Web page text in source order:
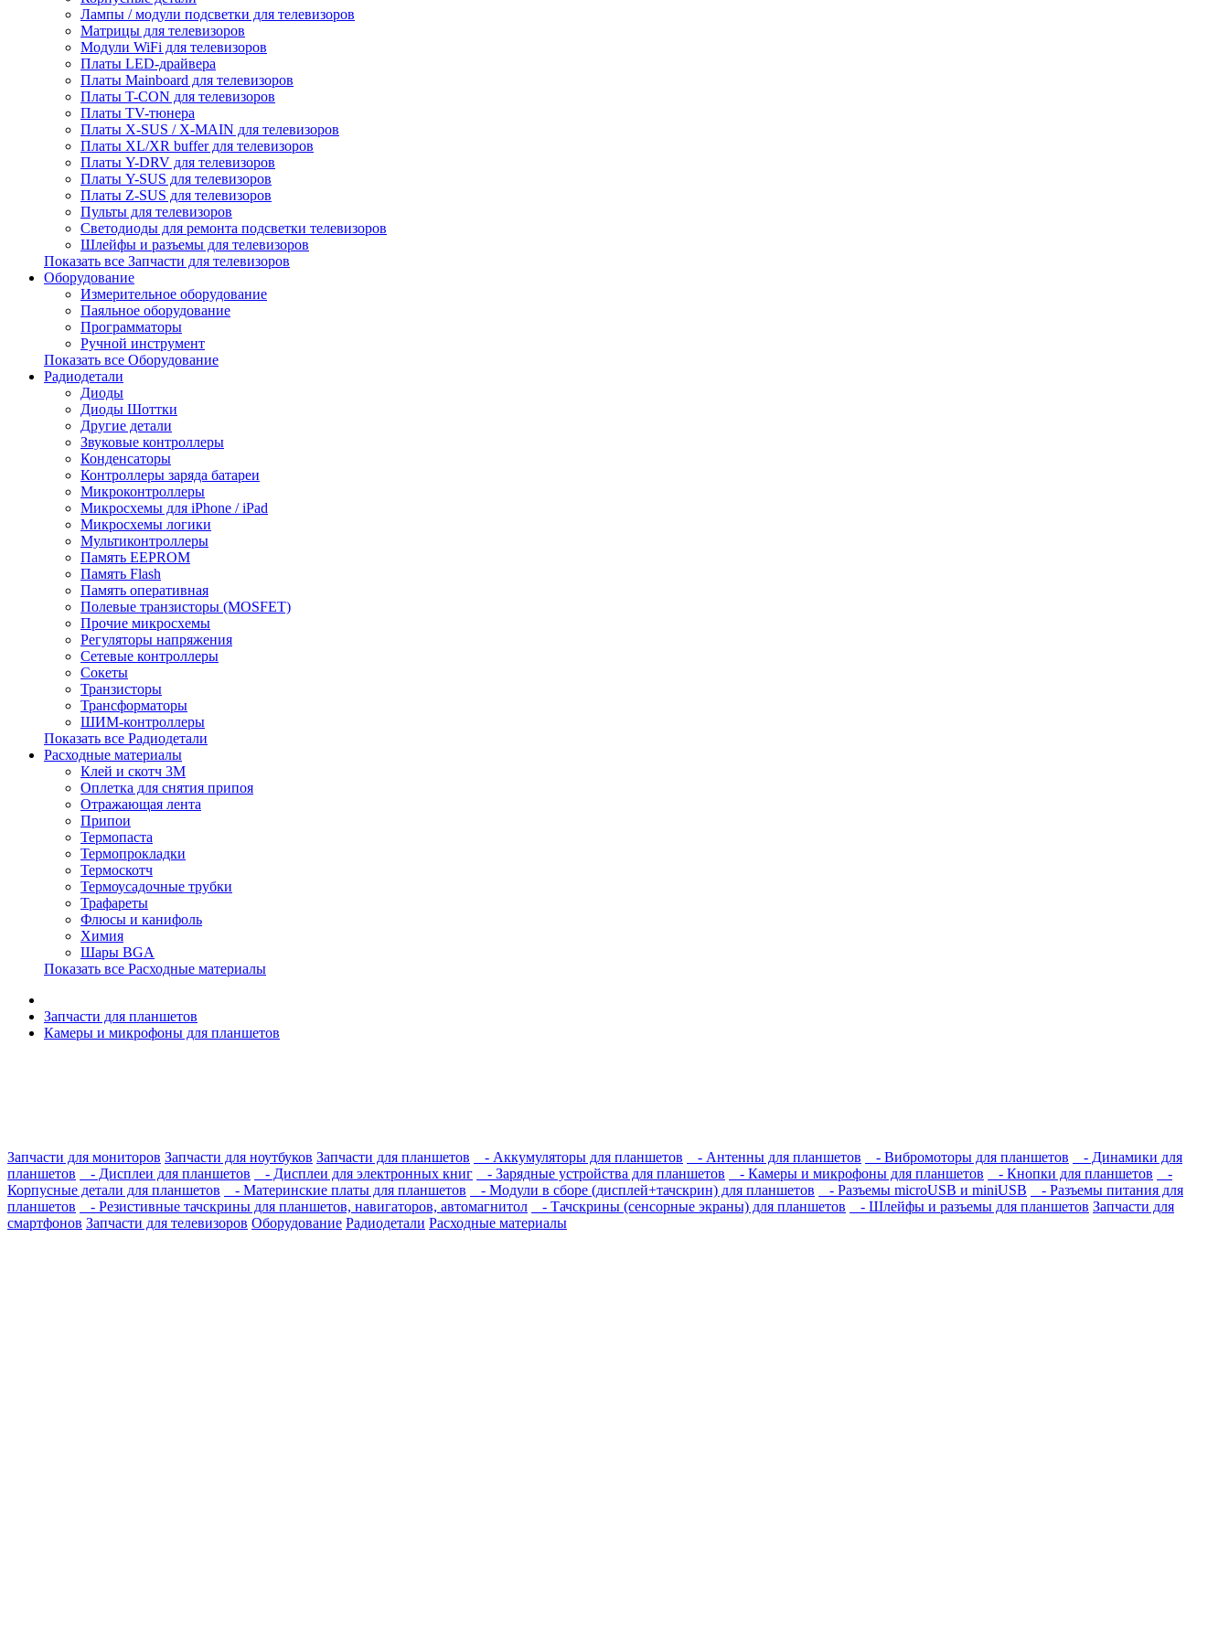
Лампы / модули подсветки для телевизоров
Матрицы для телевизоров
Модули WiFi для телевизоров
Платы LED-драйвера
Платы Mainboard для телевизоров
Платы T-CON для телевизоров
Платы TV-тюнера
Платы X-SUS / X-MAIN для телевизоров
Платы XL/XR buffer для телевизоров
Платы Y-DRV для телевизоров
Платы Y-SUS для телевизоров
Платы Z-SUS для телевизоров
Пульты для телевизоров
Светодиоды для ремонта подсветки телевизоров
Шлейфы и разъемы для телевизоров
Показать все Запчасти для телевизоров
Оборудование
Измерительное оборудование
Паяльное оборудование
Программаторы
Ручной инструмент
Показать все Оборудование
Радиодетали
Диоды
Диоды Шоттки
Другие детали
Звуковые контроллеры
Конденсаторы
Контроллеры заряда батареи
Микроконтроллеры
Микросхемы для iPhone / iPad
Микросхемы логики
Мультиконтроллеры
Память EEPROM
Память Flash
Память оперативная
Полевые транзисторы (MOSFET)
Прочие микросхемы
Регуляторы напряжения
Сетевые контроллеры
Сокеты
Транзисторы
Трансформаторы
ШИМ-контроллеры
Показать все Радиодетали
Расходные материалы
Клей и скотч 3M
Оплетка для снятия припоя
Отражающая лента
Припои
Термопаста
Термопрокладки
Термоскотч
Термоусадочные трубки
Трафареты
Флюсы и канифоль
Химия
Шары BGA
Показать все Расходные материалы
Запчасти для планшетов
Камеры и микрофоны для планшетов
Запчасти для мониторов Запчасти для ноутбуков Запчасти для планшетов - Аккумуляторы для планшетов - Антенны для планшетов - Вибромоторы для планшетов
- Динамики для
планшетов
- Дисплеи для планшетов - Дисплеи для электронных книг - Зарядные устройства для планшетов - Камеры и микрофоны для планшетов - Кнопки для планшетов
-
Корпусные детали для планшетов
- Материнские платы для планшетов - Модули в сборе (дисплей+тачскрин) для планшетов - Разъемы microUSB и miniUSB
- Разъемы питания для
планшетов
- Резистивные тачскрины для планшетов, навигаторов, автомагнитол - Тачскрины (сенсорные экраны) для планшетов - Шлейфы и разъемы для планшетов Запчасти для
смартфонов Запчасти для телевизоров Оборудование Радиодетали Расходные материалы